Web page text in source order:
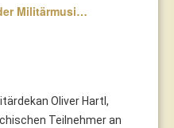
Militärmusi…
Oliver Hartl,
Teilnehmer an